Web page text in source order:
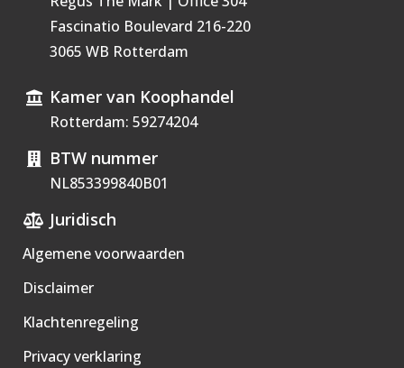
Fascinatio Boulevard 216-220
3065 WB Rotterdam
Kamer van Koophandel
Rotterdam: 59274204
BTW nummer
NL853399840B01
Juridisch
Algemene voorwaarden
Disclaimer
Klachtenregeling
Privacy verklaring